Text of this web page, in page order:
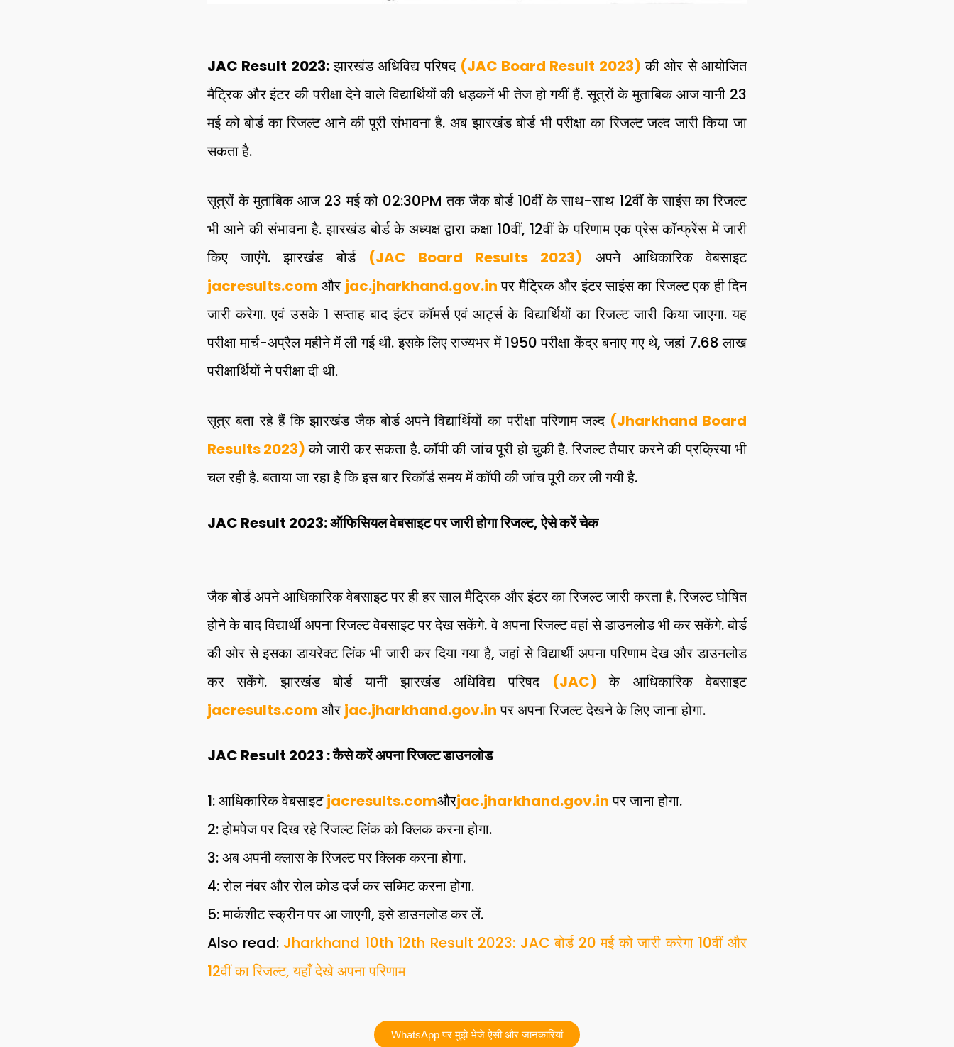
JAC Result 2023:झारखंड अधिविद्य परिषद (JAC Board Result 2023) की ओर से आयोजित
मैट्रिक और इंटर की परीक्षा देने वाले विद्यार्थियों की धड़कनें भी तेज हो गयीं हैं. सूत्रों के मुताबिक आज यानी 23
मई को बोर्ड का रिजल्ट आने की पूरी संभावना है. अब झारखंड बोर्ड भी परीक्षा का रिजल्ट जल्द जारी किया जा
सकता है.
सूत्रों के मुताबिक आज 23 मई को 02:30PM तक जैक बोर्ड 10वीं के साथ-साथ 12वीं के साइंस का रिजल्ट
भी आने की संभावना है. झारखंड बोर्ड के अध्यक्ष द्वारा कक्षा 10वीं, 12वीं के परिणाम एक प्रेस कॉन्फ्रेंस में जारी
किए जाएंगे. झारखंड बोर्ड (JAC Board Results 2023) अपने आधिकारिक वेबसाइट
jacresults.com और jac.jharkhand.gov.inपर मैट्रिक और इंटर साइंस का रिजल्ट एक ही दिन
जारी करेगा. एवं उसके 1 सप्ताह बाद इंटर कॉमर्स एवं आर्ट्स के विद्यार्थियों का रिजल्ट जारी किया जाएगा. यह
परीक्षा मार्च-अप्रैल महीने में ली गई थी. इसके लिए राज्यभर में 1950 परीक्षा केंद्र बनाए गए थे, जहां 7.68 लाख
परीक्षार्थियों ने परीक्षा दी थी.
सूत्र बता रहे हैं कि झारखंड जैक बोर्ड अपने विद्यार्थियों का परीक्षा परिणाम जल्द(Jharkhand Board
Results 2023)को जारी कर सकता है. कॉपी की जांच पूरी हो चुकी है. रिजल्ट तैयार करने की प्रक्रिया भी
चल रही है. बताया जा रहा है कि इस बार रिकॉर्ड समय में कॉपी की जांच पूरी कर ली गयी है.
JAC Result 2023: ऑफिसियल वेबसाइट पर जारी होगा रिजल्ट, ऐसे करें चेक
जैक बोर्ड अपने आधिकारिक वेबसाइट पर ही हर साल मैट्रिक और इंटर का रिजल्ट जारी करता है. रिजल्ट घोषित
होने के बाद विद्यार्थी अपना रिजल्ट वेबसाइट पर देख सकेंगे. वे अपना रिजल्ट वहां से डाउनलोड भी कर सकेंगे. बोर्ड
की ओर से इसका डायरेक्ट लिंक भी जारी कर दिया गया है, जहां से विद्यार्थी अपना परिणाम देख और डाउनलोड
कर सकेंगे. झारखंड बोर्ड यानी झारखंड अधिविद्य परिषद (JAC)के आधिकारिक वेबसाइट
jacresults.com और jac.jharkhand.gov.inपर अपना रिजल्ट देखने के लिए जाना होगा.
JAC Result 2023 : कैसे करें अपना रिजल्ट डाउनलोड
1: आधिकारिक वेबसाइटjacresults.comऔरjac.jharkhand.gov.inपर जाना होगा.
2: होमपेज पर दिख रहे रिजल्ट लिंक को क्लिक करना होगा.
3: अब अपनी क्लास के रिजल्ट पर क्लिक करना होगा.
4: रोल नंबर और रोल कोड दर्ज कर सब्मिट करना होगा.
5: मार्कशीट स्क्रीन पर आ जाएगी, इसे डाउनलोड कर लें.
Also read: Jharkhand 10th 12th Result 2023: JAC बोर्ड 20 मई को जारी करेगा 10वीं और
12वीं का रिजल्ट, यहाँ देखे अपना परिणाम
WhatsApp पर मुझे भेजे ऐसी और जानकारियां